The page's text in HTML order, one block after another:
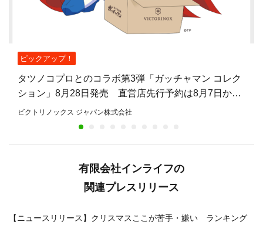
ピックアップ！
タツノコプロとのコラボ第3弾「ガッチャマン コレク
ション」8月28日発売 直営店先行予約は8月7日から
8月27日まで
ビクトリノックス ジャパン株式会社
有限会社インライフの
関連プレスリリース
【ニュースリリース】クリスマスここが苦手・嫌い ランキング